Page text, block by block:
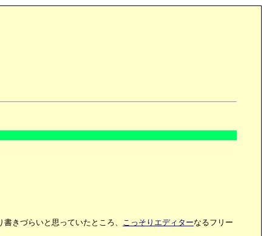
きづらいと思っていたところ、 こっそりエディターなるフリー